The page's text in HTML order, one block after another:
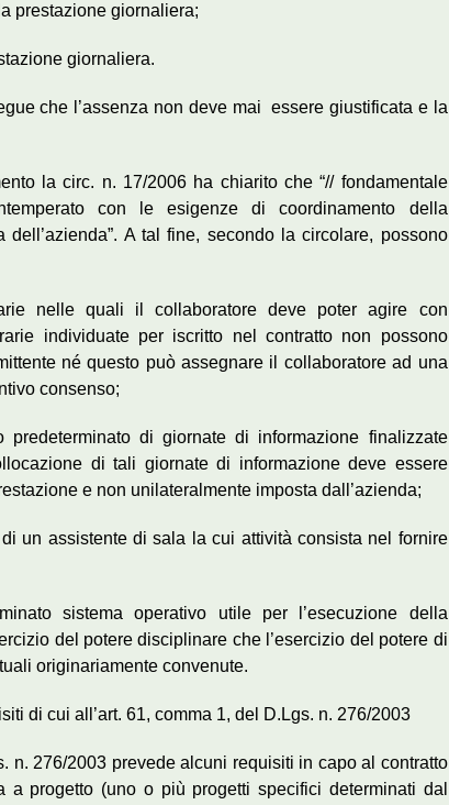
prestazione giornaliera;
giornaliera.
che l’assenza non deve mai essere giustificata e la
la circ. n. 17/2006 ha chiarito che “// fondamentale
con le esigenze di coordinamento della
dell’azienda”. A tal fine, secondo la circolare, possono
nelle quali il collaboratore deve poter agire con
individuate per iscritto nel contratto non possono
né questo può assegnare il collaboratore ad una
consenso;
di giornate di informazione finalizzate
di tali giornate di informazione deve essere
e non unilateralmente imposta dall’azienda;
un assistente di sala la cui attività consista nel fornire
sistema operativo utile per l’esecuzione della
del potere disciplinare che l’esercizio del potere di
originariamente convenute.
di cui all’art. 61, comma 1, del D.Lgs. n. 276/2003
n. 276/2003 prevede alcuni requisiti in capo al contratto
progetto (uno o più progetti specifici determinati dal